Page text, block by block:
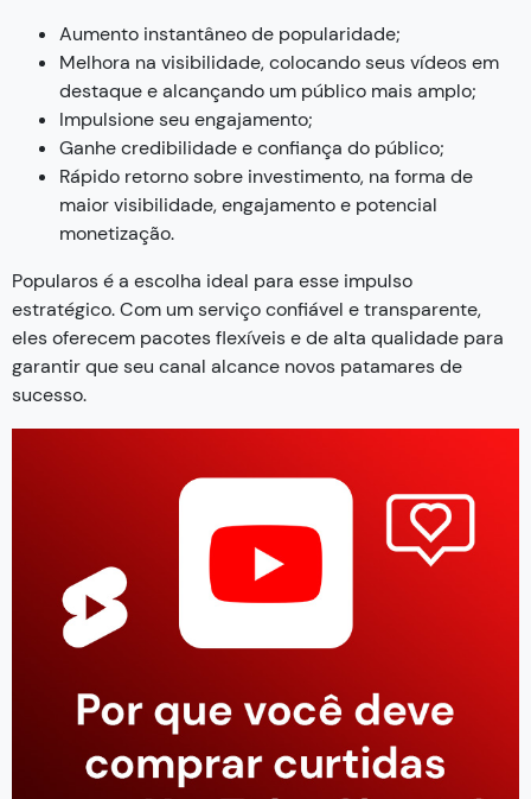
Aumento instantâneo de popularidade;
Melhora na visibilidade, colocando seus vídeos em
destaque e alcançando um público mais amplo;
Impulsione seu engajamento;
Ganhe credibilidade e confiança do público;
Rápido retorno sobre investimento, na forma de
maior visibilidade, engajamento e potencial
monetização.
Popularos é a escolha ideal para esse impulso
estratégico. Com um serviço confiável e transparente,
eles oferecem pacotes flexíveis e de alta qualidade para
garantir que seu canal alcance novos patamares de
sucesso.